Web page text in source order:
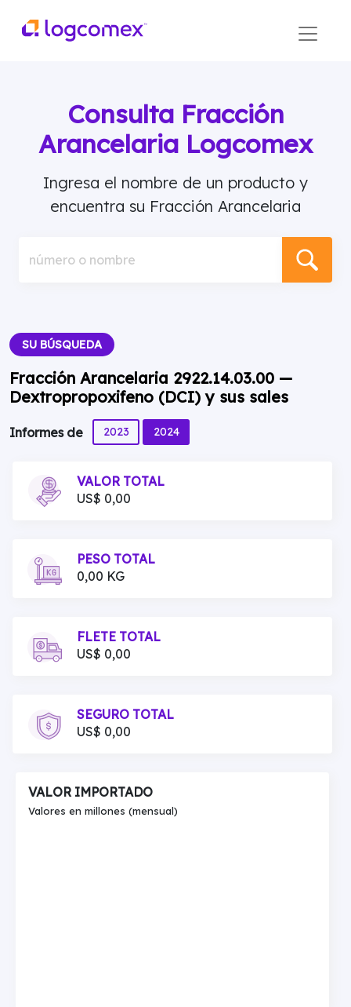
Consulta Fracción
Arancelaria Logcomex
Ingresa el nombre de un producto y
encuentra su Fracción Arancelaria
número o nombre
SU BÚSQUEDA
Fracción Arancelaria 2922.14.03.00 —
Dextropropoxifeno (DCI) y sus sales
Informes de 2023 2024
VALOR TOTAL
US$ 0,00
PESO TOTAL
0,00 KG
FLETE TOTAL
US$ 0,00
SEGURO TOTAL
US$ 0,00
VALOR IMPORTADO
Valores en millones (mensual)